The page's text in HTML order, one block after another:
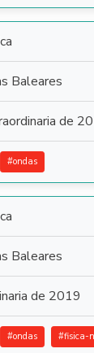
Baleares
de
#ondas
Baleares
de 2019
#ondas #fisica-